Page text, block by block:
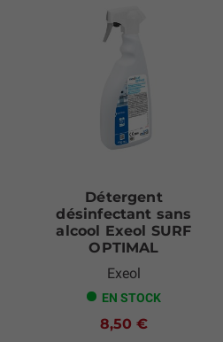
Détergent
désinfectant sans
alcool Exeol SURF
OPTIMAL
Exeol
EN STOCK
8,50 €